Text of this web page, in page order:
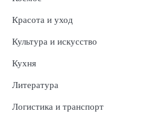
Красота и уход
Культура и искусство
Кухня
Литература
Логистика и транспорт